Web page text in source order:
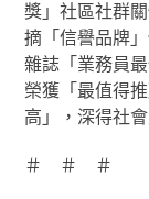
獎」社區社群
摘「信譽品牌
雜誌「業務員
榮獲「最值得
高」，深得社
＃ ＃ ＃